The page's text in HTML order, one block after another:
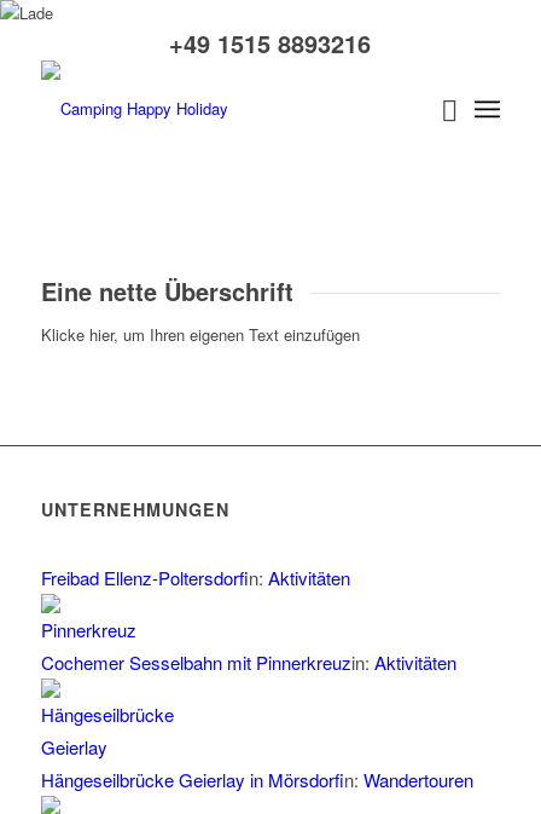
+49 1515 8893216
Eine nette Überschrift
Klicke hier, um Ihren eigenen Text einzufügen
UNTERNEHMUNGEN
Freibad Ellenz-Poltersdorfin: Aktivitäten
Cochemer Sesselbahn mit Pinnerkreuzin: Aktivitäten
Hängeseilbrücke Geierlay in Mörsdorfin: Wandertouren